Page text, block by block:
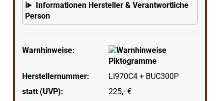
Informationen Hersteller & Verantwortliche
Person
Warnhinweise:
Herstellernummer:
LI970C4 + BUC300P
statt (UVP):
225,- €